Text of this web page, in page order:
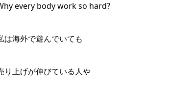
every body work so hard?
は海外で遊んでいても
り上げが伸びている人や